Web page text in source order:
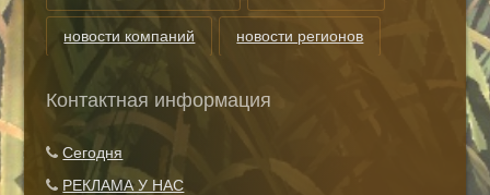
новости компаний новости регионов
Показать все теги
Контактная информация
Сегодня
РЕКЛАМА У НАС